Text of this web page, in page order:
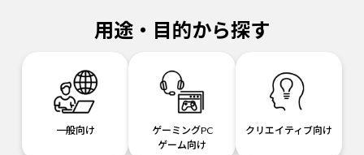
用途・目的から探す
一般向け
ゲーミングPC
ゲーム向け
クリエイティブ向け